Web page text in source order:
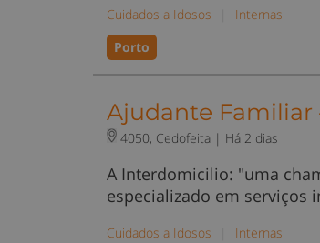
Cuidados a Idosos
Internas
Porto
Ajudante Familiar
4050, Cedofeita | Há 2 dias
A Interdomicilio: "uma
especializado em serviços
Cuidados a Idosos
Internas